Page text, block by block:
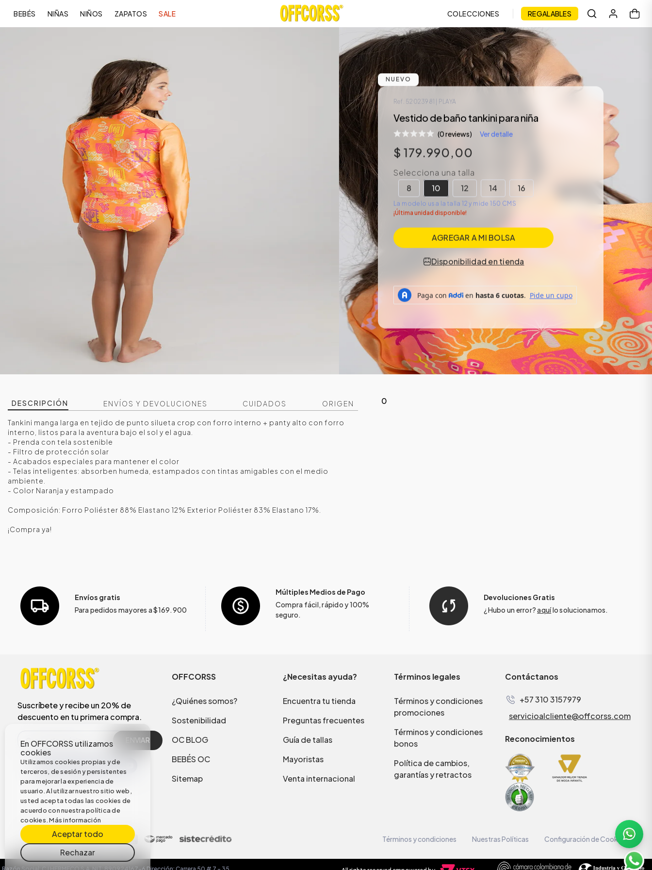
BEBÉS NIÑAS NIÑOS ZAPATOS SALE COLECCIONES REGALABLES
En OFFCORSS utilizamos
cookies
Utilizamos cookies propias y de
terceros, de sesión y persistentes
para mejorar la experiencia de
usuario. Al utilizar nuestro sitio web,
usted acepta todas las cookies de
acuerdo con nuestra política de
cookies.Más información
Aceptar todo
Rechazar
NUEVO
Ref. 52023981 | PLAYA
Vestido de baño tankini para niña
(0 reviews) Ver detalle
$ 179.990,00
Selecciona una talla
8
10 12 14 16
La modelo usa la talla 12 y mide 150 CMS
¡Última unidad disponible!
AGREGAR A MI BOLSA
Disponibilidad en tienda
DESCRIPCIÓN ENVÍOS Y DEVOLUCIONES CUIDADOS ORIGEN
Tankini manga larga en tejido de punto silueta crop con forro interno + panty alto con forro
interno, listos para la aventura bajo el sol y el agua.
- Prenda con tela sostenible
- Filtro de protección solar
- Acabados especiales para mantener el color
- Telas inteligentes: absorben humeda, estampados con tintas amigables con el medio
ambiente.
- Color Naranja y estampado
Composición: Forro Poliéster 88% Elastano 12% Exterior Poliéster 83% Elastano 17%.
¡Compra ya!
0
Envíos gratis
Para pedidos mayores a $169.900
Múltiples Medios de Pago
Compra fácil, rápido y 100%
seguro.
Devoluciones Gratis
¿Hubo un error?aquílo solucionamos.
Suscríbete y recibe un 20% de
descuento en tu primera compra.
ENVIAR
OFFCORSS
¿Quiénes somos?
Sostenibilidad
OC BLOG
BEBÉS OC
Sitemap
¿Necesitas ayuda?
Encuentra tu tienda
Preguntas frecuentes
Guía de tallas
Mayoristas
Venta internacional
Términos legales
Términos y condiciones
promociones
Términos y condiciones
bonos
Política de cambios,
garantías y retractos
Contáctanos
+57 310 3157979
servicioalcliente@offcorss.com
Reconocimientos
Términos y condiciones Nuestras Políticas Configuración de Cookies